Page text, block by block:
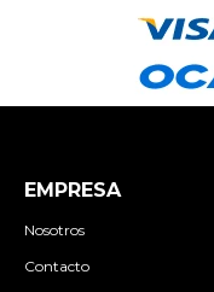
EMPRESA
Nosotros
Contacto